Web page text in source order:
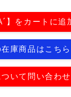
】をカートに追
庫商品はこちら
いて問い合わせ